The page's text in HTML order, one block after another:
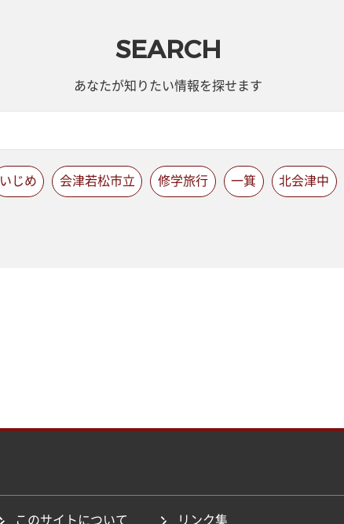
SEARCH
あなたが知りたい情報を探せます
いじめ 会津若松市立 修学旅行 一箕 北会津中
このサイトについて リンク集